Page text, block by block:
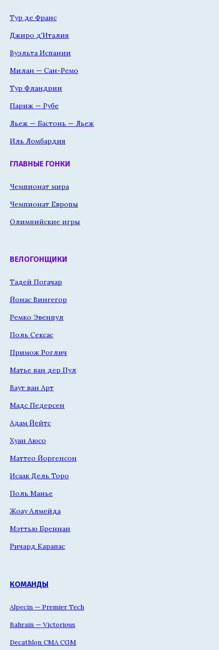
Тур де Франс
Джиро д'Италия
Вуэльта Испании
Милан — Сан-Ремо
Тур Фландрии
Париж — Рубе
Льеж — Бастонь — Льеж
Иль Ломбардия
ГЛАВНЫЕ ГОНКИ
Чемпионат мира
Чемпионат Европы
Олимпийские игры
ВЕЛОГОНЩИКИ
Тадей Погачар
Йонас Вингегор
Ремко Эвенпул
Поль Сексас
Примож Роглич
Матье ван дер Пул
Ваут ван Арт
Мадс Педерсен
Адам Йейтс
Хуан Аюсо
Маттео Йоргенсон
Исаак Дель Торо
Поль Манье
Жоау Алмейда
Мэттью Бреннан
Ричард Карапас
КОМАНДЫ
Alpecin — Premier Tech
Bahrain — Victorious
Decathlon CMA CGM